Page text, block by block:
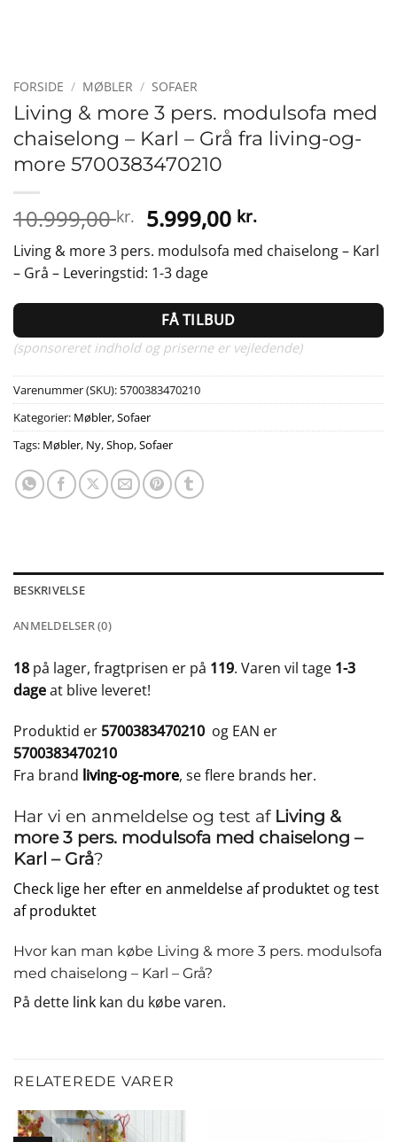
FORSIDE / MØBLER / SOFAER
Living & more 3 pers. modulsofa med
chaiselong – Karl – Grå fra living-og-
more 5700383470210
10.999,00kr. Den
oprindelige
pris
var:
10.999,00 kr..
5.999,00 kr.Den
aktuelle
pris
5.999,00 kr..
Living & more 3 pers. modulsofa med chaiselong – Karl
– Grå – Leveringstid: 1-3 dage
FÅ TILBUD
(sponsoreret indhold og priserne er vejledende)
Varenummer (SKU): 5700383470210
Kategorier: Møbler,Sofaer
Tags: Møbler, Ny,Shop,Sofaer
BESKRIVELSE
ANMELDELSER (0)
18 på lager, fragtprisen er på 119. Varen vil tage 1-3
dageat blive leveret!
Produktid er 5700383470210 og EAN er
5700383470210
Fra brand living-og-more, se flere brands her.
Har vi en anmeldelse og test af Living &
more 3 pers. modulsofa med chaiselong –
Karl – Grå?
Check lige her efter en anmeldelse af produktet ogtest
af produktet
Hvor kan man købe Living & more 3 pers. modulsofa
med chaiselong – Karl – Grå?
På dette link kan du købe varen.
RELATEREDE VARER